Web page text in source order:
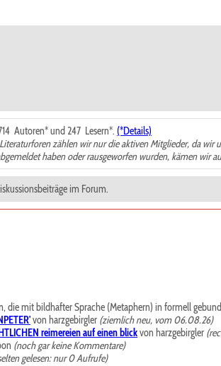
Autoren* und 247 Lesern*. (*Details)
zählen wir nur die aktiven Mitglieder, da
haben oder rausgeworfen wurden, kämen wir
im Forum.
die mit bildhafter Sprache (Metaphern) in formell
von harzgebirgler (ziemlich neu, vom 06.08.26)
reimereien auf einen blickvon harzgebirgler
(noch gar keine Kommentare)
gelesen: nur 0 Aufrufe)